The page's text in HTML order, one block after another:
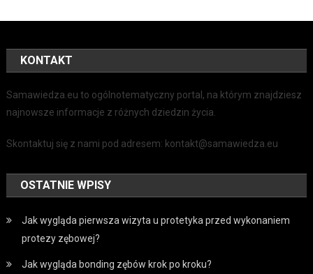
KONTAKT
Samawiedza.eu to ogólnotematyczny portal, na którym znajdziesz
najnowsze informacje z różnych dziedzin życia.
Skontaktuj się z nami pod adresem: kontakt@samawiedza.eu
OSTATNIE WPISY
Jak wygląda pierwsza wizyta u protetyka przed wykonaniem
protezy zębowej?
Jak wygląda bonding zębów krok po kroku?